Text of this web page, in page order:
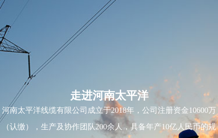
走进河南太平洋
河南太平洋线缆有限公司成立于2018年，公司注册资金10600万
（认缴），生产及协作团队200余人，具备年产10亿人民币的规